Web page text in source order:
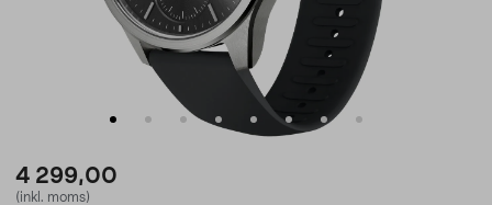
4 299,00
(inkl. moms)